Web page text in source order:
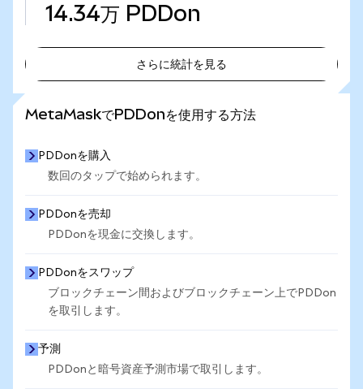
14.34万 PDDon
さらに統計を見る
MetaMaskでPDDonを使用する方法
PDDonを購入
数回のタップで始められます。
PDDonを売却
PDDonを現金に交換します。
PDDonをスワップ
ブロックチェーン間およびブロックチェーン上でPDDon
を取引します。
予測
PDDonと暗号資産予測市場で取引します。